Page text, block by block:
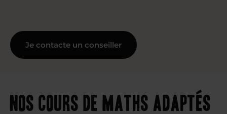
Je contacte un conseiller
Nos cours de maths adaptés